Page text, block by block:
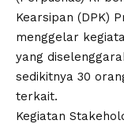
Kearsipan (DPK)
menggelar
yang
sedikitnya 30
terkait.
Kegiatan